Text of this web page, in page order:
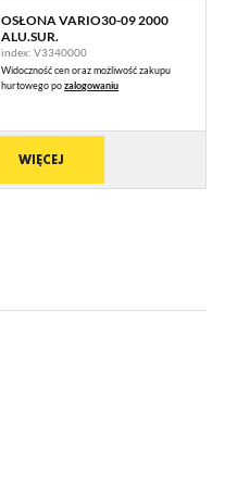
OSŁONA VARIO30-09 2000
ALU.SUR.
index: V3340000
Widoczność cen oraz możliwość zakupu
hurtowego pozalogowaniu
WIĘCEJ